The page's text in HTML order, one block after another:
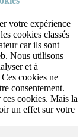
votre expérience
cookies classés
car ils sont
Nous utilisons
et à
cookies ne
consentement.
cookies. Mais la
un effet sur votre